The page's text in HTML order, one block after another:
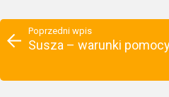
Poprzedni wpis
Susza – warunki